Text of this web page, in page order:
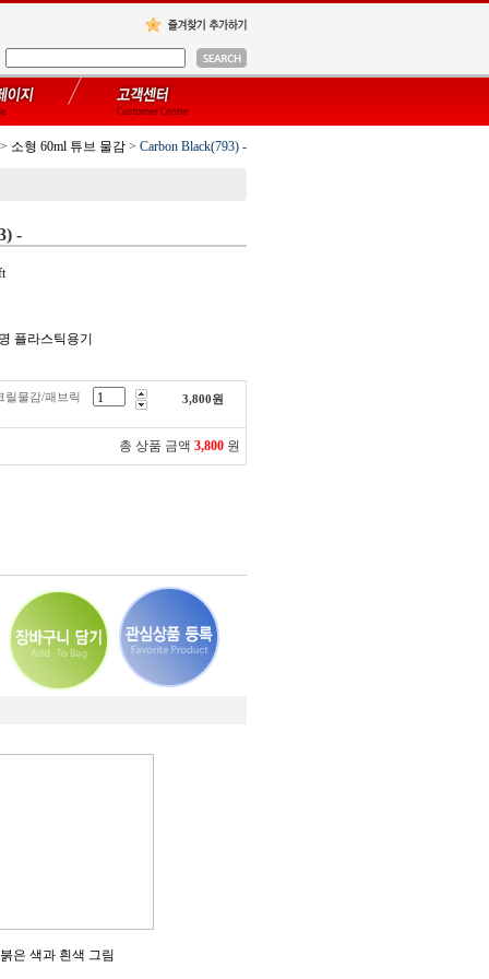
> 소형 60ml 튜브 물감 > Carbon Black(793) -
-
플라스틱용기
릴물감/패브릭
3,800원
총 상품 금액 3,800 원
은 색과 흰색 그림